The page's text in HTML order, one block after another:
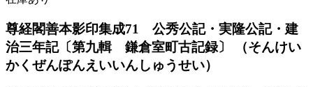
尊経閣善本影印集成71 公秀公記・実隆公記・建
治三年記〔第九輯 鎌倉室町古記録〕
（そんけい
かくぜんぽんえいいんしゅうせい）